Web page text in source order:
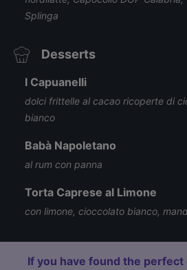
Splinga
Desserts
I Capuanelli
dolci frittelle al cacao ricoperte di
bianco
Babà Napoletano
al rum con panna
Torta Caprese al Limone
con limone, cioccolato bianco,
If you have found the perfect